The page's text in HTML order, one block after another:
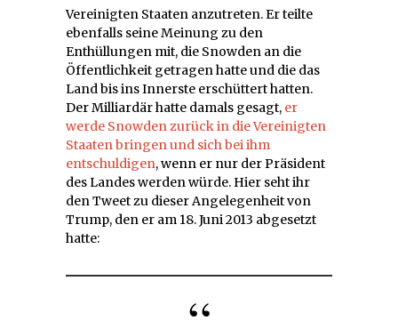
Vereinigten Staaten anzutreten. Er teilte
ebenfalls seine Meinung zu den
Enthüllungen mit, die Snowden an die
Öffentlichkeit getragen hatte und die das
Land bis ins Innerste erschüttert hatten.
Der Milliardär hatte damals gesagt, er
werde Snowden zurück in die Vereinigten
Staaten bringen und sich bei ihm
entschuldigen, wenn er nur der Präsident
des Landes werden würde. Hier seht ihr
den Tweet zu dieser Angelegenheit von
Trump, den er am 18. Juni 2013 abgesetzt
hatte: